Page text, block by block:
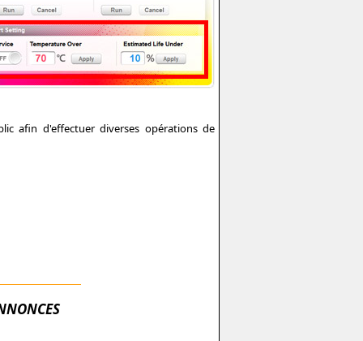
afin d'effectuer diverses opérations de